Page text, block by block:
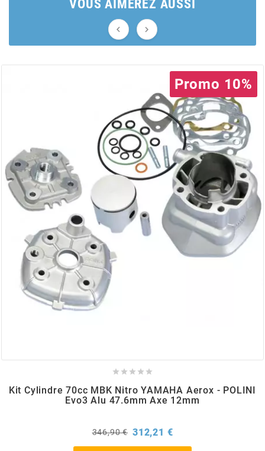
BANDO
BARIKIT
BELGOM
BERING
BETA RACING
BIDALOT
VOUS AIMEREZ AUSSI
 
Promo 10%
    
Kit Cylindre 70cc MBK Nitro YAMAHA Aerox - POLINI
Evo3 Alu 47.6mm Axe 12mm
Prix
346,90 € 312,21 €Prix